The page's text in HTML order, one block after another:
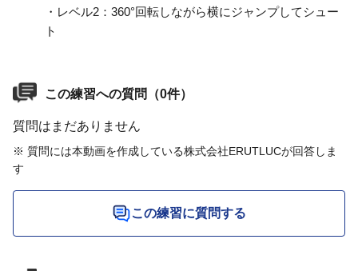
・レベル2：360°回転しながら横にジャンプしてシュー
ト
この練習への質問（0件）
質問はまだありません
※ 質問には本動画を作成している株式会社ERUTLUCが回答しま
す
この練習に質問する